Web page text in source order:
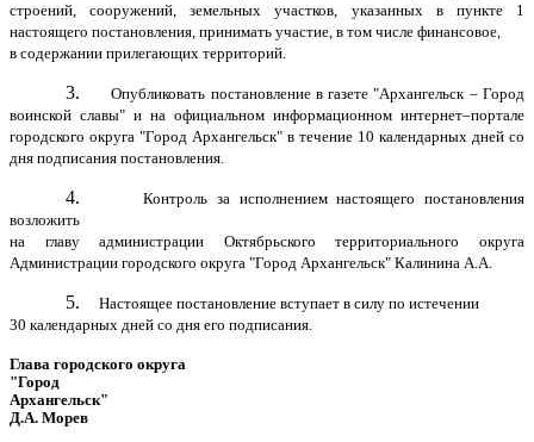
строений, сооружений, земельных участков, указанных в пункте 1
настоящего постановления, принимать участие, в том числе финансовое,
в содержании прилегающих территорий.
3.
Опубликовать постановление в газете "Архангельск – Город
воинской славы" и на официальном информационном интернет–портале
городского округа "Город Архангельск" в течение 10 календарных дней со
дня подписания постановления.
4.
Контроль за исполнением настоящего постановления
возложить
на главу администрации Октябрьского территориального округа
Администрации городского округа "Город Архангельск" Калинина А.А.
5.
Настоящее постановление вступает в силу по истечении
30 календарных дней со дня его подписания.
Глава городского округа
"Город
Архангельск"
Д.А. Морев